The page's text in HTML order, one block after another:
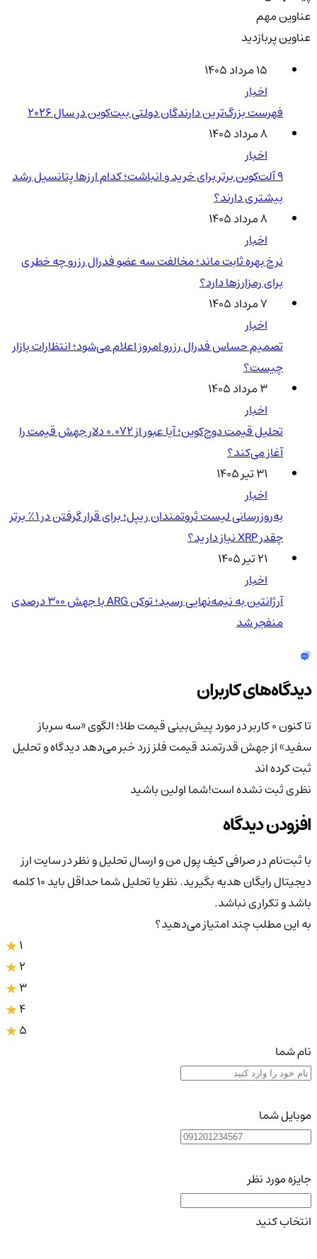
عناوین مهم
عناوین پربازدید
۱۵ مرداد ۱۴۰۵
اخبار
فهرست بزرگ‌ترین دارندگان دولتی بیت‌کوین در سال 2026
۸ مرداد ۱۴۰۵
اخبار
۹ آلت‌کوین برتر برای خرید و انباشت؛ کدام ارزها پتانسیل رشد
بیشتری دارند؟
۸ مرداد ۱۴۰۵
اخبار
نرخ بهره ثابت ماند؛ مخالفت سه عضو فدرال رزرو چه خطری
برای رمزارزها دارد؟
۷ مرداد ۱۴۰۵
اخبار
تصمیم حساس فدرال رزرو امروز اعلام می‌شود؛ انتظارات بازار
چیست؟
۳ مرداد ۱۴۰۵
اخبار
تحلیل قیمت دوج‌کوین؛ آیا عبور از ۰.۰۷۲ دلار جهش قیمت را
آغاز می‌کند؟
۳۱ تیر ۱۴۰۵
اخبار
به‌روزرسانی لیست ثروتمندان ریپل؛ برای قرار گرفتن در ۱٪ برتر
چقدر XRP نیاز دارید؟
۲۱ تیر ۱۴۰۵
اخبار
آرژانتین به نیمه‌نهایی رسید؛ توکن ARG با جهش ۳۰۰ درصدی
منفجر شد
دیدگاه‌های کاربران
تا کنون 0 کاربر در مورد
پیش‌بینی قیمت طلا؛ الگوی «سه سرباز
سفید» از جهش قدرتمند قیمت فلز زرد خبر می‌دهددیدگاه و تحلیل
ثبت کرده اند
نظری ثبت نشده است!شما اولین باشید
افزودن دیدگاه
با ثبت‌نام در صرافی کیف پول من و ارسال تحلیل و نظر در سایت ارز
دیجیتال رایگان هدیه بگیرید. نظر یا تحلیل شما حداقل باید ۱۰ کلمه
باشد و تکراری نباشد.
به این مطلب چند امتیاز می‌دهید؟
3
4
5
نام شما
موبایل شما
جایزه مورد نظر
انتخاب کنید